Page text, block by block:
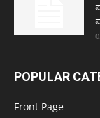
POPULAR
Front Page